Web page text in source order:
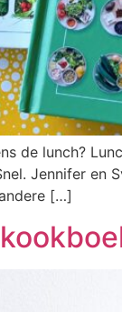
de lunch?
Jennifer
[…]